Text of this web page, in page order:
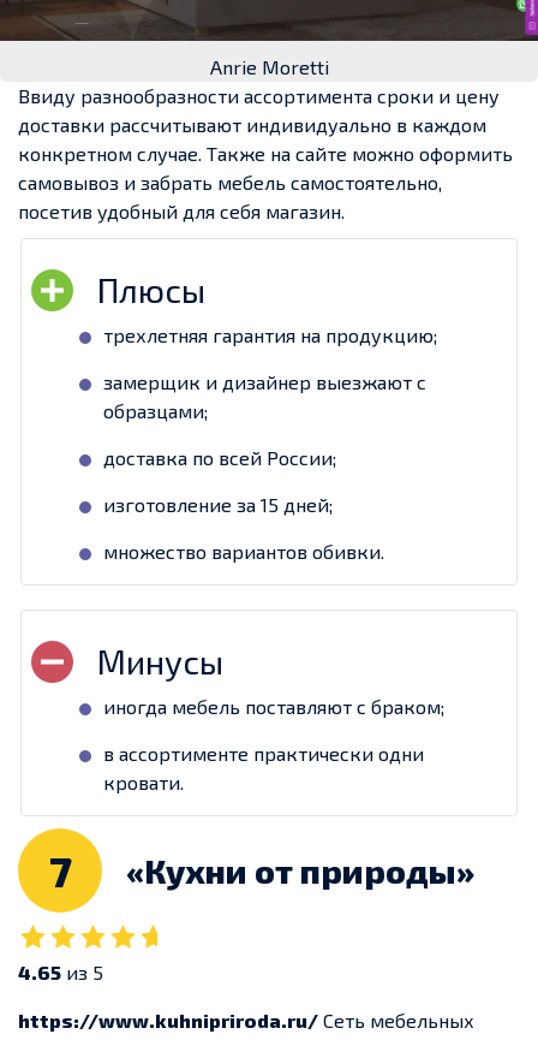
Anrie Moretti
Ввиду разнообразности ассортимента сроки и цену
доставки рассчитывают индивидуально в каждом
конкретном случае. Также на сайте можно оформить
самовывоз и забрать мебель самостоятельно,
посетив удобный для себя магазин.
трехлетняя гарантия на продукцию;
замерщик и дизайнер выезжают с
образцами;
доставка по всей России;
изготовление за 15 дней;
множество вариантов обивки.
иногда мебель поставляют с браком;
в ассортименте практически одни
кровати.
7 «Кухни от природы»
4.65 из 5
https://www.kuhnipriroda.ru/ Сеть мебельных